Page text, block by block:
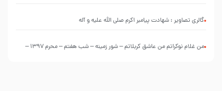
گالری تصاویر : شهادت پیامبر اکرم صلی الله علیه و آله
من غلام نوکراتم من عاشق کربلاتم – شور زمینه – شب هفتم – محرم 1397 –